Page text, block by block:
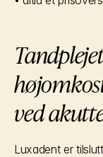
ved
Luxadent er